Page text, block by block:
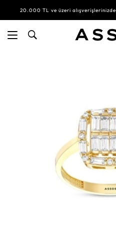
20.000 TL ve üzeri alışverişlerinizde